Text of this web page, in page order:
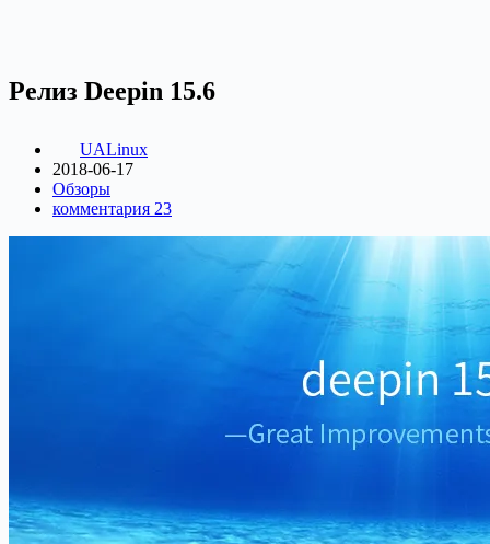
Релиз Deepin 15.6
UALinux
2018-06-17
Обзоры
комментария 23